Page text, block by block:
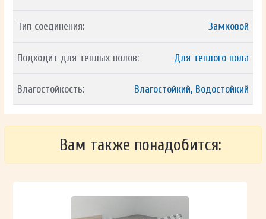
Тип соединения: Замковой
Подходит для теплых полов: Для теплого пола
Влагостойкость: Влагостойкий, Водостойкий
Вам также понадобится: